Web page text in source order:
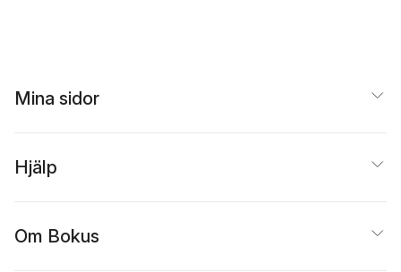
Mina sidor
Hjälp
Om Bokus